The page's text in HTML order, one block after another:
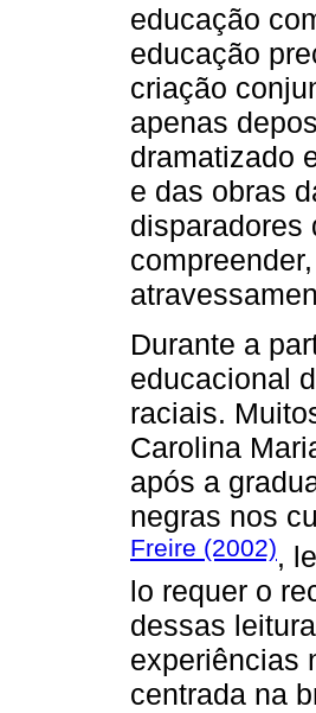
educação
educação
criação
apenas
dramatizado
e das obras
disparadores
Durante a
educacional
raciais.
Carolina
após a
negras nos
Freire (2002),
lo requer o
dessas
experiências
centrada na